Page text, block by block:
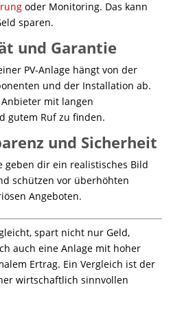
oder Monitoring. Das kann
sparen.
und Garantie
PV-Anlage hängt von der
und der Installation ab.
mit langen
gutem Ruf zu finden.
und Sicherheit
geben dir ein realistisches Bild
schützen vor überhöhten
Angeboten.
spart nicht nur Geld,
auch eine Anlage mit hoher
Ertrag. Ein Vergleich ist der
wirtschaftlich sinnvollen